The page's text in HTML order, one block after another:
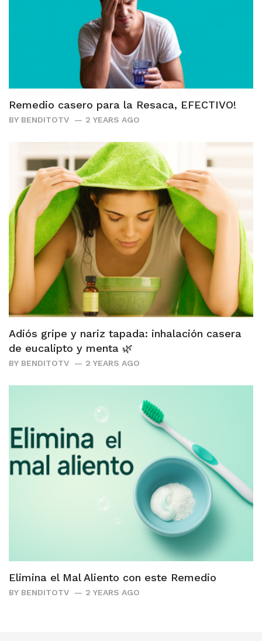
Remedio casero para la Resaca, EFECTIVO!
BY BENDITOTV 2 YEARS AGO
Adiós gripe y nariz tapada: inhalación casera
de eucalipto y menta 🌿
BY BENDITOTV 2 YEARS AGO
Elimina el Mal Aliento con este Remedio
BY BENDITOTV 2 YEARS AGO